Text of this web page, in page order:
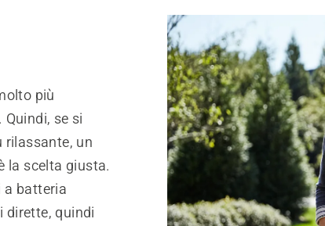
più
se si
rilassante, un
la scelta giusta.
a batteria
dirette, quindi